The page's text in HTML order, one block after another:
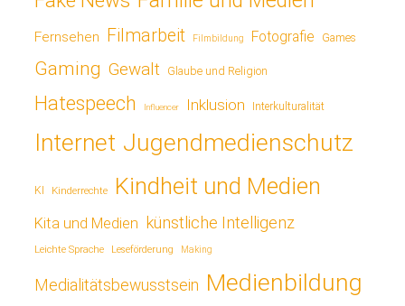
Fernsehen Filmarbeit Filmbildung Fotografie Games
Gaming Gewalt Glaube und Religion
Hatespeech Influencer Inklusion Interkulturalität
Internet Jugendmedienschutz
KI Kinderrechte Kindheit und Medien
Kita und Medien künstliche Intelligenz
Leichte Sprache Leseförderung Making
Medialitätsbewusstsein Medienbildung